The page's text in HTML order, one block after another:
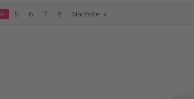
Du bist auf Seite
4 5 6 7 8 Nächste